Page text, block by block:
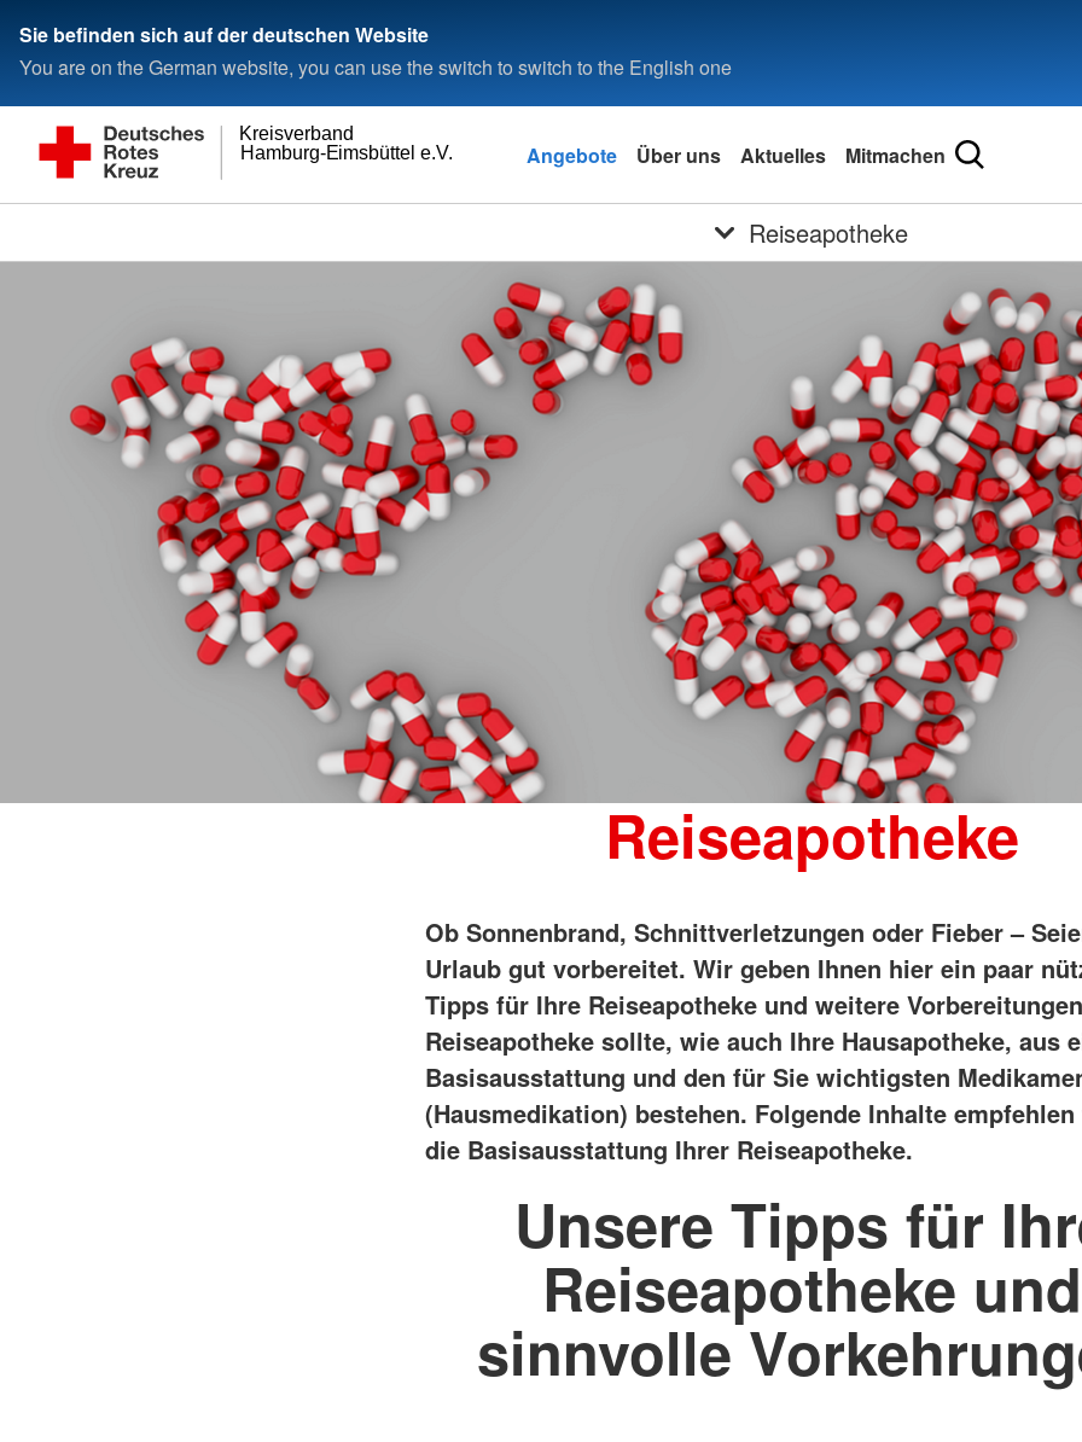
Sie befinden sich auf der deutschen Website
You are on the German website, you can use the switch to switch to the English one
Hamburg-Eimsbüttel e.V.
Kreisverband
Angebote Über uns Aktuelles Mitmachen
Reiseapotheke
Reiseapotheke
Ob Sonnenbrand, Schnittverletzungen oder Fieber –
Urlaub gut vorbereitet. Wir geben Ihnen hier ein paar
Tipps für Ihre Reiseapotheke und weitere
Reiseapotheke sollte, wie auch Ihre Hausapotheke, aus
Basisausstattung und den für Sie wichtigsten
(Hausmedikation) bestehen. Folgende Inhalte
die Basisausstattung Ihrer Reiseapotheke.
Unsere Tipps für
Reiseapotheke und
sinnvolle